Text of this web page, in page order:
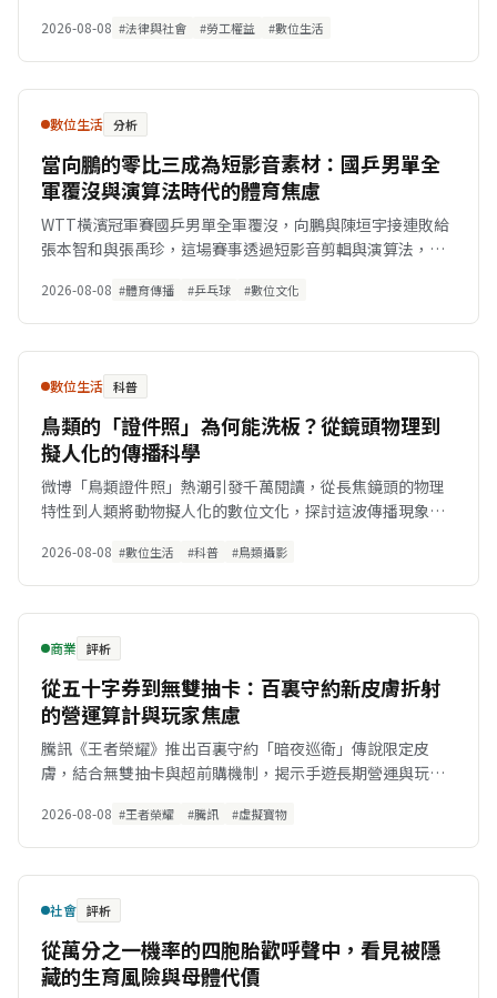
2026-08-08 #法律與社會 #勞工權益 #數位生活
數位生活 分析
當向鵬的零比三成為短影音素材：國乒男單全
軍覆沒與演算法時代的體育焦慮
WTT橫濱冠軍賽國乒男單全軍覆沒，向鵬與陳垣宇接連敗給
張本智和與張禹珍，這場賽事透過短影音剪輯與演算法，成
2026-08-08 #體育傳播 #乒乓球 #數位文化
數位生活 科普
鳥類的「證件照」為何能洗板？從鏡頭物理到
擬人化的傳播科學
微博「鳥類證件照」熱潮引發千萬閱讀，從長焦鏡頭的物理
特性到人類將動物擬人化的數位文化，探討這波傳播現象的
2026-08-08 #數位生活 #科普 #鳥類攝影
商業 評析
從五十字券到無雙抽卡：百裏守約新皮膚折射
的營運算計與玩家焦慮
騰訊《王者榮耀》推出百裏守約「暗夜巡衛」傳說限定皮
膚，結合無雙抽卡與超前購機制，揭示手遊長期營運與玩家
2026-08-08 #王者榮耀 #騰訊 #虛擬寶物
社會 評析
從萬分之一機率的四胞胎歡呼聲中，看見被隱
藏的生育風險與母體代價